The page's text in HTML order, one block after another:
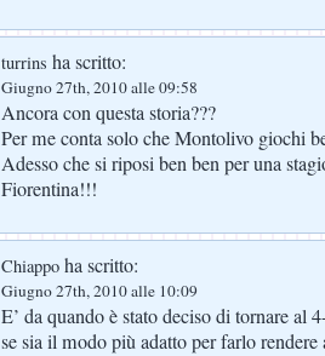
turrins ha scritto:
Giugno 27th, 2010 alle 09:58
Ancora con questa storia???
Per me conta solo che Montolivo giochi
Adesso che si riposi ben ben per una
Fiorentina!!!
Chiappo ha scritto:
Giugno 27th, 2010 alle 10:09
E’ da quando è stato deciso di tornare al
se sia il modo più adatto per farlo